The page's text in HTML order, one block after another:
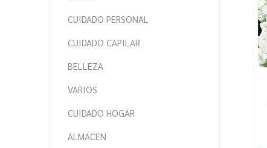
CUIDADO PERSONAL
CUIDADO CAPILAR
BELLEZA
VARIOS
CUIDADO HOGAR
ALMACEN